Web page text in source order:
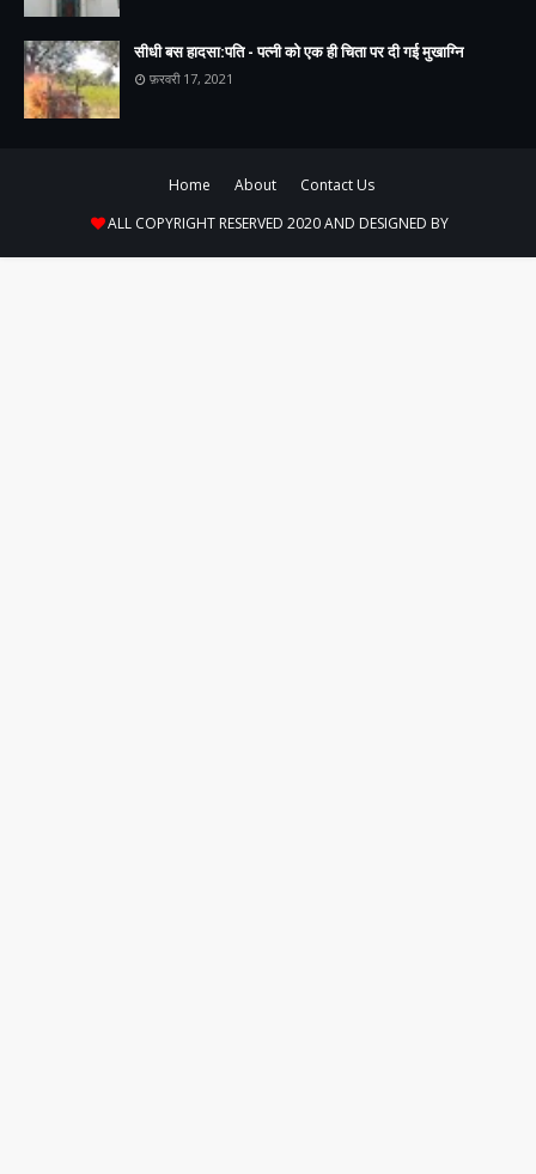
सीधी बस हादसा:पति - पत्नी को एक ही चिता पर दी गई मुखाग्नि
फ़रवरी 17, 2021
Home About
Contact Us
ALL COPYRIGHT RESERVED 2020 AND DESIGNED BY